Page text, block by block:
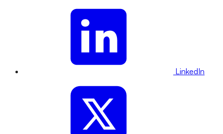
LinkedIn